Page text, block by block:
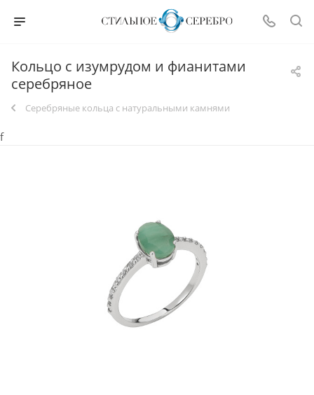
Кольцо с изумрудом и фианитами
серебряное
Серебряные кольца с натуральными камнями
f